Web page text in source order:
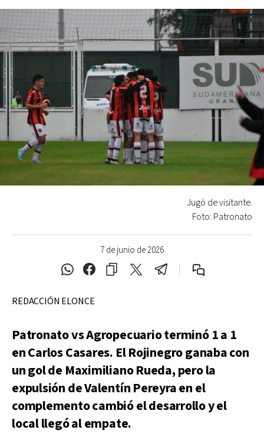
7 de junio de 2026
Jugó de visitante.
Foto: Patronato
REDACCIÓN ELONCE
Patronato vs Agropecuario terminó 1 a 1
en Carlos Casares. El Rojinegro ganaba con
un gol de Maximiliano Rueda, pero la
expulsión de Valentín Pereyra en el
complemento cambió el desarrollo y el
local llegó al empate.